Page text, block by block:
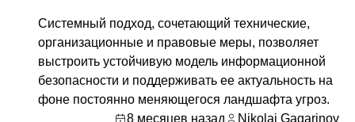
Системный подход, сочетающий технические,
организационные и правовые меры, позволяет
выстроить устойчивую модель информационной
безопасности и поддерживать ее актуальность на
фоне постоянно меняющегося ландшафта угроз.
8 месяцев назад
Nikolai Gagarinov